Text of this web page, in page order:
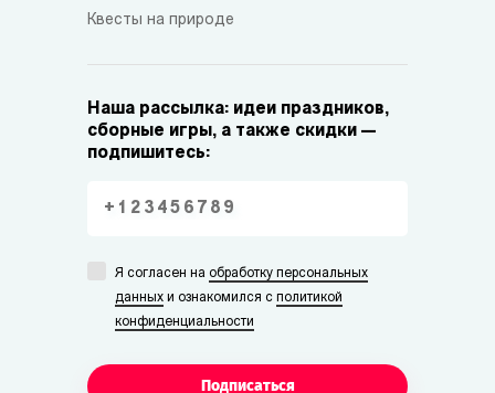
Квесты на природе
Наша рассылка: идеи праздников,
сборные игры, а также скидки —
подпишитесь:
Я согласен на обработку персональных
данных и ознакомился с политикой
конфиденциальности
Подписаться